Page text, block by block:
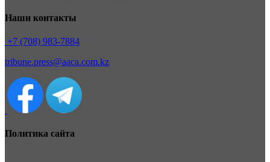
Наши контакты
+7 (708) 983-7884
tribune.press@aaca.com.kz
Политика сайта